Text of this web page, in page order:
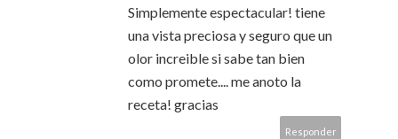
Simplemente espectacular! tiene
una vista preciosa y seguro que un
olor increible si sabe tan bien
como promete.... me anoto la
receta! gracias
Responder